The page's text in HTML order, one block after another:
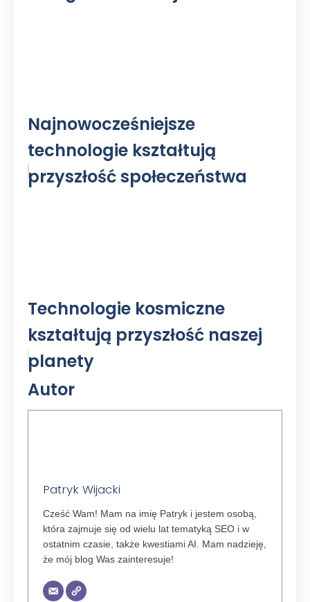
Najnowocześniejsze
technologie kształtują
przyszłość społeczeństwa
Technologie kosmiczne
kształtują przyszłość naszej
planety
Autor
Patryk Wijacki
Cześć Wam! Mam na imię Patryk i jestem osobą,
która zajmuje się od wielu lat tematyką SEO i w
ostatnim czasie, także kwestiami AI. Mam nadzieję,
że mój blog Was zainteresuje!